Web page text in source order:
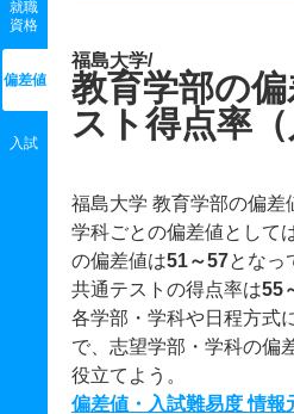
就職
資格
偏差値
入試
福島大学/
教育学部の
スト得点率（
福島大学 教育学部の偏差
学科ごとの偏差値として
の偏差値は51～57となっ
共通テストの得点率は55
各学部・学科や日程方式
で、志望学部・学科の偏
役立てよう。
偏差値・入試難易度 情